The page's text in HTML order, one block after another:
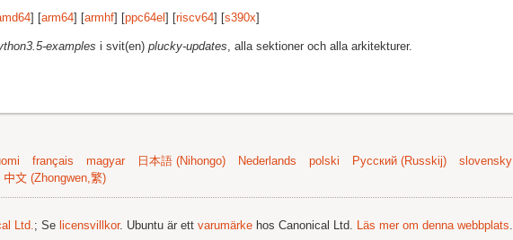
] [arm64] [armhf] [ppc64el ] [riscv64] [s390x]
examples i svit(en) plucky-updates, alla sektioner och alla arkitekturer.
français magyar 日本語 (Nihongo) Nederlands polski Русский (Russkij) slovensky
中文 (Zhongwen,繁)
Ltd.; Se licensvillkor. Ubuntu är ett varumärke hos Canonical Ltd. Läs mer om denna webbplats.